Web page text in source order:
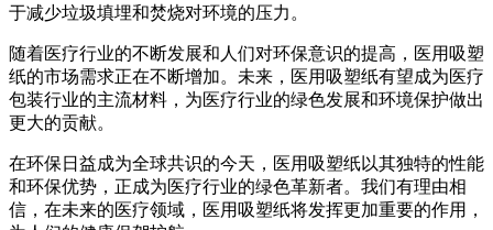
于减少垃圾填埋和焚烧对环境的压力。
随着医疗行业的不断发展和人们对环保意识的提高，医用吸塑
纸的市场需求正在不断增加。未来，医用吸塑纸有望成为医疗
包装行业的主流材料，为医疗行业的绿色发展和环境保护做出
更大的贡献。
在环保日益成为全球共识的今天，医用吸塑纸以其独特的性能
和环保优势，正成为医疗行业的绿色革新者。我们有理由相
信，在未来的医疗领域，医用吸塑纸将发挥更加重要的作用，